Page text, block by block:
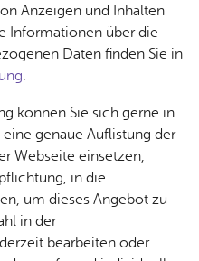
Bauen
& Um­
welt
Geo­
da­ten
Ge­
sund­
heit &
kum
Ver­an­stal­tung dru­cken
groovt
2021, 19:30 Uhr
Alpen
Anzeigen und Inhalten
Informationen über die
Daten finden Sie in
.
können Sie sich gerne in
genaue Auflistung der
Webseite einsetzen,
in die
um dieses Angebot zu
in der
bearbeiten oder